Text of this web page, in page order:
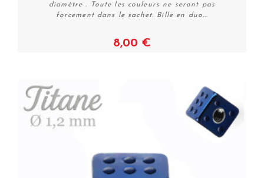
Voir
diamètre . Toute les couleurs ne seront pas
forcement dans le sachet. Bille en duo...
8,00 €